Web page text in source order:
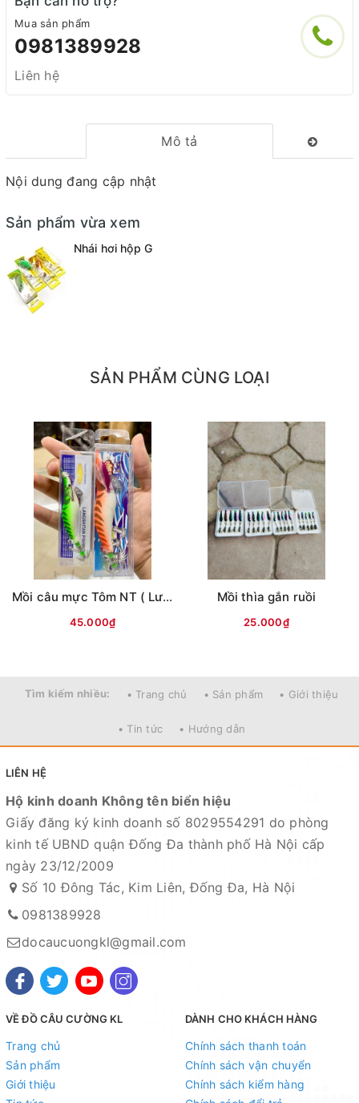
Mua sản phẩm
0981389928
Liên hệ
Mô tả
Nội dung đang cập nhật
Sản phẩm vừa xem
Nhái hơi hộp G
SẢN PHẨM CÙNG LOẠI
Mồi câu mực Tôm NT ( Lưng vằn )
45.000₫
Mồi thìa gắn ruồi
25.000₫
Tìm kiếm nhiều: • Trang chủ • Sản phẩm • Giới thiệu
• Tin tức • Hướng dẫn
LIÊN HỆ
Hộ kinh doanh Không tên biển hiệu
Giấy đăng ký kinh doanh số 8029554291 do phòng
kinh tế UBND quận Đống Đa thành phố Hà Nội cấp
ngày 23/12/2009
Số 10 Đông Tác, Kim Liên, Đống Đa, Hà Nội
0981389928
docaucuongkl@gmail.com
VỀ ĐỒ CÂU CƯỜNG KL
Trang chủ
Sản phẩm
Giới thiệu
DÀNH CHO KHÁCH HÀNG
Chính sách thanh toán
Chính sách vận chuyển
Chính sách kiểm hàng